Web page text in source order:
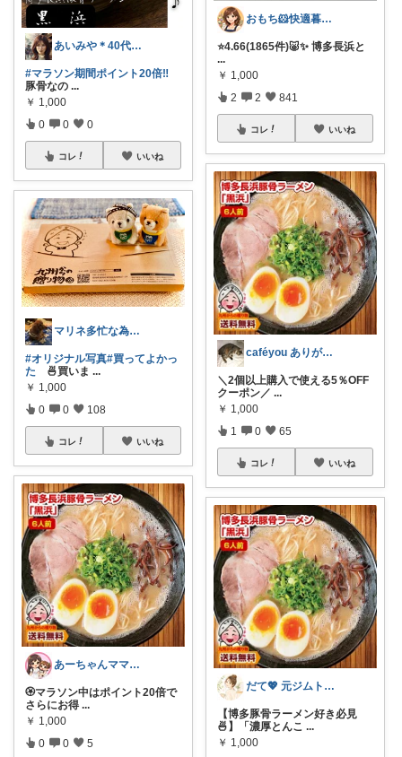
あいみや＊40代🌷くらしを楽しむ
#マラソン期間ポイント20倍‼️
豚骨なの ...
￥ 1,000
0 0 0
コレ いいね
マリネ多忙な為ゆっくりです💦🐢🐢
#オリジナル写真#買ってよかっ
た 🍜買いま ...
￥ 1,000
0 0 108
コレ いいね
あーちゃんママ🐣朝コレ5時✨2y娘
🏵️マラソン中はポイント20倍で
さらにお得 ...
￥ 1,000
0 0 5
おもち🐹快適暮らし🌸オリ写🪴
⭐️4.66(1865件)🐷✨ 博多長浜と
...
￥ 1,000
2 2 841
コレ いいね
caféyou ありがとうございます😊
＼2個以上購入で使える5％OFF
クーポン／ ...
￥ 1,000
1 0 65
コレ いいね
だて💖 元ジムトレーナーママ子育て美容
【博多豚骨ラーメン好き必見
🍜】「濃厚とんこ ...
￥ 1,000